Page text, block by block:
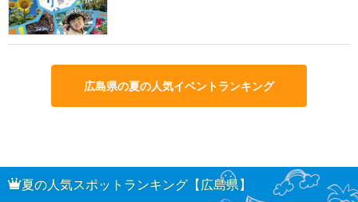
広島県の夏の人気イベントランキング
夏の人気スポットランキング【広島県】